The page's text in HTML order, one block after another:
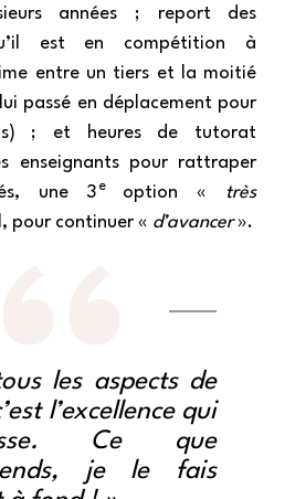
années ; report des
est en compétition à
entre un tiers et la moitié
passé en déplacement pour
; et heures de tutorat
enseignants pour rattraper
une 3 eoption «
très
pour continuer « d’avancer».
les aspects de
l’excellence qui
Ce que
je le fais